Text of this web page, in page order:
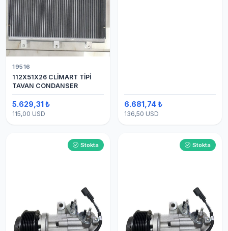
19516
112X51X26 CLİMART TİPİ
TAVAN CONDANSER
5.629,31 ₺
115,00 USD
6.681,74 ₺
136,50 USD
Stokta Stokta